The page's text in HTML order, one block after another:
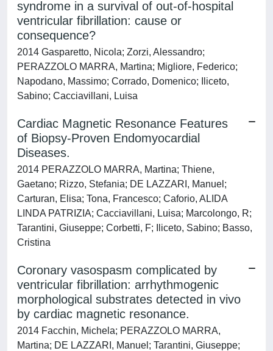
syndrome in a survival of out-of-hospital
ventricular fibrillation: cause or
consequence?
2014 Gasparetto, Nicola; Zorzi, Alessandro;
PERAZZOLO MARRA, Martina; Migliore, Federico;
Napodano, Massimo; Corrado, Domenico; Iliceto,
Sabino; Cacciavillani, Luisa
Cardiac Magnetic Resonance Features
of Biopsy-Proven Endomyocardial
Diseases.
2014 PERAZZOLO MARRA, Martina; Thiene,
Gaetano; Rizzo, Stefania; DE LAZZARI, Manuel;
Carturan, Elisa; Tona, Francesco; Caforio, ALIDA
LINDA PATRIZIA; Cacciavillani, Luisa; Marcolongo, R;
Tarantini, Giuseppe; Corbetti, F; Iliceto, Sabino; Basso,
Cristina
Coronary vasospasm complicated by
ventricular fibrillation: arrhythmogenic
morphological substrates detected in vivo
by cardiac magnetic resonance.
2014 Facchin, Michela; PERAZZOLO MARRA,
Martina; DE LAZZARI, Manuel; Tarantini, Giuseppe;